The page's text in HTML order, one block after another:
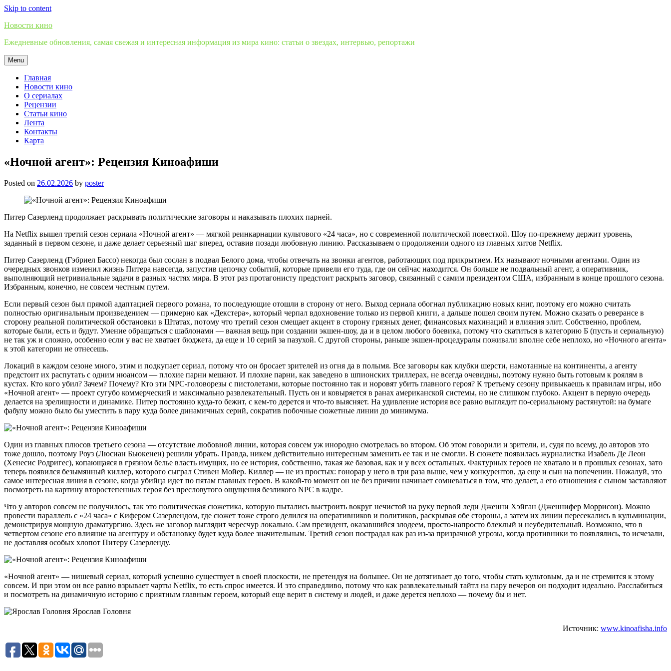
Skip to content
Новости кино
Ежедневные обновления, самая свежая и интересная информация из мира кино: статьи о звездах, интервью, репортажи
Menu
Главная
Новости кино
О сериалах
Рецензии
Статьи кино
Лента
Контакты
Карта
«Ночной агент»: Рецензия Киноафиши
Posted on 26.02.2026 by poster
​Питер Сазерленд продолжает раскрывать политические заговоры и наказывать плохих парней.
На Netflix вышел третий сезон сериала «Ночной агент» — мягкой реинкарнации культового «24 часа», но с современной политической повесткой. Шоу по-прежнему держит уровень,
заданный в первом сезоне, и даже делает серьезный шаг вперед, оставив позади любовную линию. Рассказываем о продолжении одного из главных хитов Netflix.
Питер Сазерленд (Гэбриел Бассо) некогда был сослан в подвал Белого дома, чтобы отвечать на звонки агентов, работающих под прикрытием. Их называют ночными агентами. Один из
очередных звонков изменил жизнь Питера навсегда, запустив цепочку событий, которые привели его туда, где он сейчас находится. Он больше не подвальный агент, а оперативник,
выполняющий нетривиальные задачи в разных частях мира. В этот раз протагонисту предстоит раскрыть заговор, связанный с самим президентом США, избранным в конце прошлого сезона.
Избранным, конечно, не совсем честным путем.
Если первый сезон был прямой адаптацией первого романа, то последующие отошли в сторону от него. Выход сериала обогнал публикацию новых книг, поэтому его можно считать
полностью оригинальным произведением — примерно как «Декстера», который черпал вдохновение только из первой книги, а дальше пошел своим путем. Можно сказать о реверансе в
сторону реальной политической обстановки в Штатах, потому что третий сезон смещает акцент в сторону грязных денег, финансовых махинаций и влияния элит. Собственно, проблем,
которые были, есть и будут. Умение обращаться с шаблонами — важная вещь при создании экшен-шоу, да и в целом любого боевика, потому что скатиться в категорию Б (пусть и сериальную)
не так уж и сложно, особенно если у вас не хватает бюджета, да еще и 10 серий за пазухой. С другой стороны, раньше экшен-процедуралы поживали вполне себе неплохо, но «Ночного агента»
к этой категории не отнесешь.
Локаций в каждом сезоне много, этим и подкупает сериал, потому что он бросает зрителей из огня да в полымя. Все заговоры как клубки шерсти, намотанные на континенты, а агенту
предстоит их распутать с одним нюансом — плохие парни мешают. И плохие парни, как заведено в шпионских триллерах, не всегда очевидны, поэтому нужно быть готовым к роялям в
кустах. Кто кого убил? Зачем? Почему? Кто эти NPC-головорезы с пистолетами, которые постоянно так и норовят убить главного героя? К третьему сезону привыкаешь к правилам игры, ибо
«Ночной агент» — проект сугубо коммерческий и максимально развлекательный. Пусть он и ковыряется в ранах американской системы, но не слишком глубоко. Акцент в первую очередь
делается на зрелищности и динамике. Питер постоянно куда-то бежит, с кем-то дерется и что-то выясняет. На удивление история все равно выглядит по-сериальному растянутой: на бумаге
фабулу можно было бы уместить в пару куда более динамичных серий, сократив побочные сюжетные линии до минимума.
Один из главных плюсов третьего сезона — отсутствие любовной линии, которая совсем уж инородно смотрелась во втором. Об этом говорили и зрители, и, судя по всему, до авторов это
тоже дошло, поэтому Роуз (Люсиан Бьюкенен) решили убрать. Правда, никем действительно интересным заменить ее так и не смогли. В сюжете появилась журналистка Изабель Де Леон
(Хенесис Родригес), копающаяся в грязном белье власть имущих, но ее история, собственно, такая же базовая, как и у всех остальных. Фактурных героев не хватало и в прошлых сезонах, зато
теперь появился безымянный киллер, которого сыграл Стивен Мойер. Киллер — не из простых: гонорар у него в три раза выше, чем у конкурентов, да еще и сын на попечении. Пожалуй, это
самое интересная линия в сезоне, когда убийца идет по пятам главных героев. В какой-то момент он не без причин начинает сомневаться в том, что делает, а его отношения с сыном заставляют
посмотреть на картину второстепенных героя без пресловутого ощущения безликого NPC в кадре.
Что у авторов совсем не получилось, так это политическая сюжетика, которую пытались выстроить вокруг нечистой на руку первой леди Дженни Хэйган (Дженнифер Моррисон). Можно
провести параллель с «24 часа» с Кифером Сазерлендом, где сюжет тоже строго делился на оперативников и политиков, раскрывая обе стороны, а затем их линии пересекались в кульминации,
демонстрируя мощную драматургию. Здесь же заговор выглядит чересчур локально. Сам президент, оказавшийся злодеем, просто-напросто блеклый и неубедительный. Возможно, что в
четвертом сезоне его влияние на агентуру и обстановку будет куда более значительным. Третий сезон пострадал как раз из-за призрачной угрозы, когда противники то появлялись, то исчезали,
не доставляя особых хлопот Питеру Сазерленду.
«Ночной агент» — нишевый сериал, который успешно существует в своей плоскости, не претендуя на большее. Он не дотягивает до того, чтобы стать культовым, да и не стремится к этому
совсем. И при этом он все равно взрывает чарты Netflix, то есть спрос имеется. И это справедливо, потому что как развлекательный тайтл на пару вечеров он подходит идеально. Расслабиться
и посмотреть на динамичную историю с приятным главным героем, который еще верит в систему и людей, и даже дерется неплохо — почему бы и нет.
Ярослав Головня
Источник: www.kinoafisha.info